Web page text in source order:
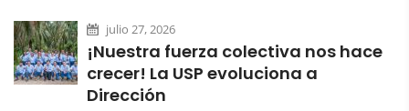
julio 27, 2026
¡Nuestra fuerza colectiva nos hace
crecer! La USP evoluciona a
Dirección